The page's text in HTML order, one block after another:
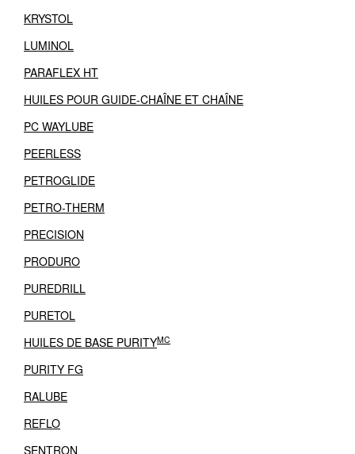
KRYSTOL
LUMINOL
PARAFLEX HT
HUILES POUR GUIDE-CHAÎNE ET CHAÎNE
PC WAYLUBE
PEERLESS
PETROGLIDE
PETRO-THERM
PRECISION
PRODURO
PUREDRILL
PURETOL
HUILES DE BASE PURITYMC
PURITY FG
RALUBE
REFLO
SENTRON